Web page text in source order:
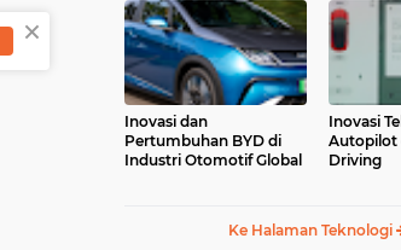
Inovasi dan
Pertumbuhan BYD di
Industri Otomotif Global
Inovasi
Autopilot
Driving
Ke Halaman Teknologi
×